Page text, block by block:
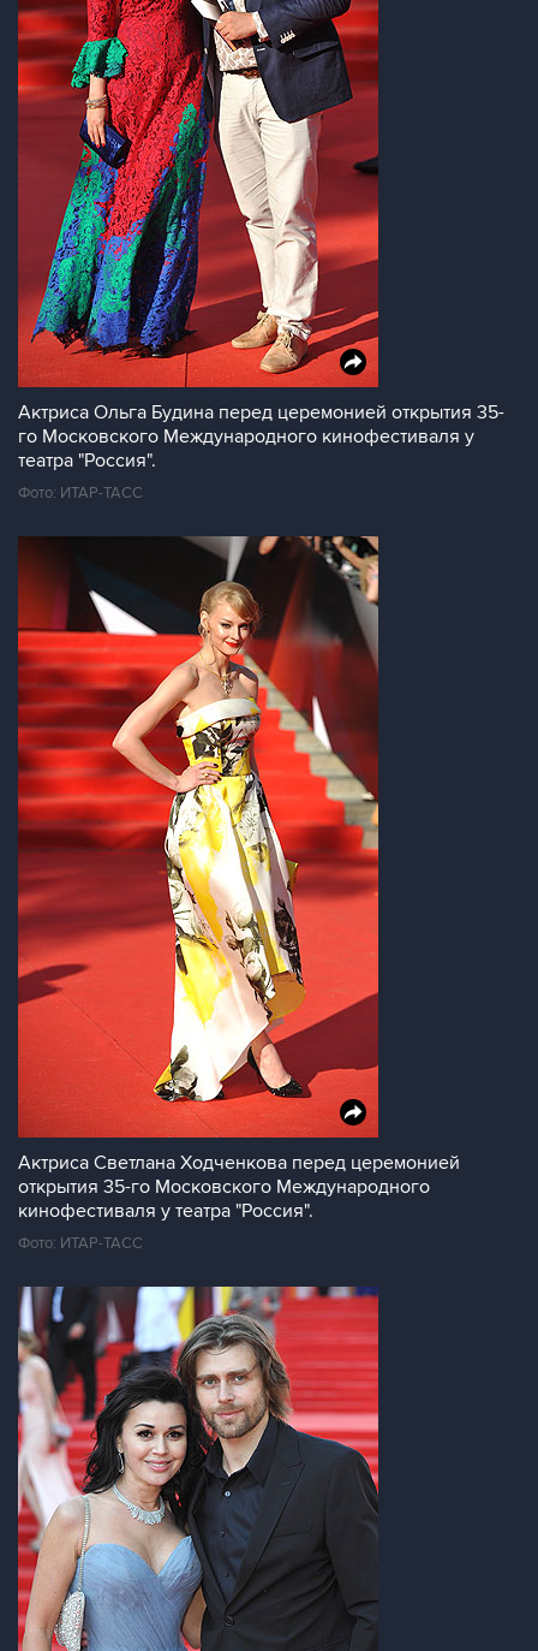
Актриса Ольга Будина перед церемонией открытия 35-
го Московского Международного кинофестиваля у
театра "Россия".
Фото: ИТАР-ТАСС
Актриса Светлана Ходченкова перед церемонией
открытия 35-го Московского Международного
кинофестиваля у театра "Россия".
Фото: ИТАР-ТАСС